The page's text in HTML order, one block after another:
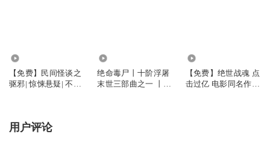
【免费】民间怪谈之
驱邪| 惊悚悬疑| 不好
绝命毒尸丨十阶浮屠
末世三部曲之一 丨丧
【免费】绝世战魂 点
击过亿 电影同名作品
用户评论